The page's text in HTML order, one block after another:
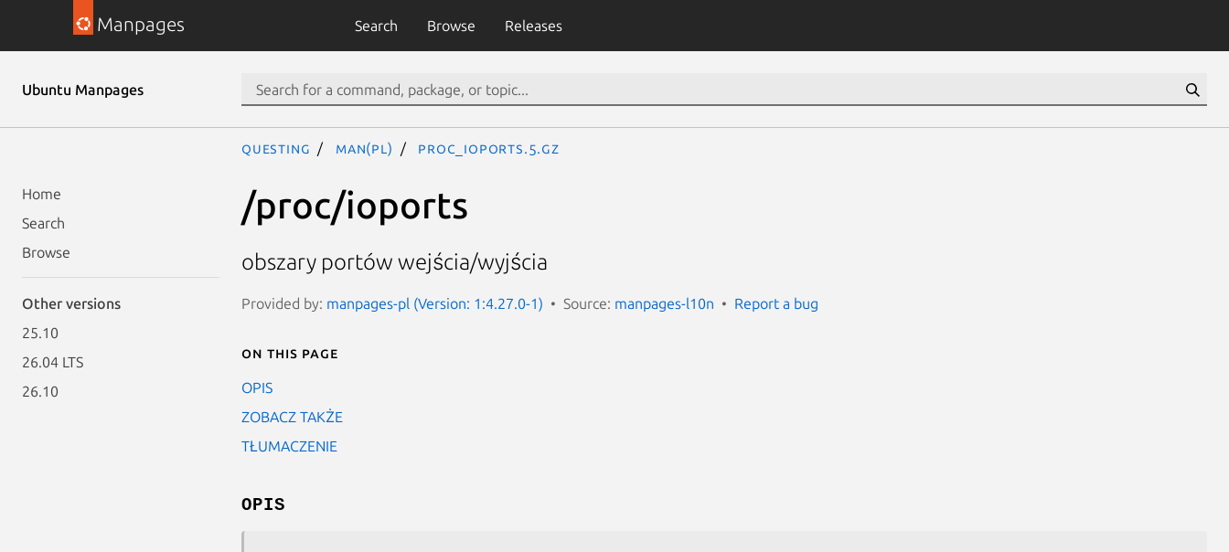
Manpages Search Browse Releases
Ubuntu Manpages
Home
Search
Browse
Other versions
25.10
26.04 LTS
26.10
questing man(pl) proc_ioports.5.gz
/proc/ioports
obszary portów wejścia/wyjścia
Provided by: manpages-pl (Version: 1:4.27.0-1) Source: manpages-l10n Report a bug
On this page
OPIS
ZOBACZ TAKŻE
TŁUMACZENIE
OPIS